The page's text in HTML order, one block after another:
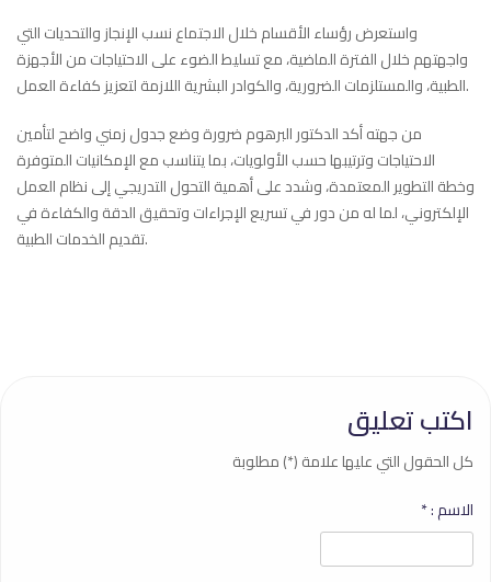
واستعرض رؤساء الأقسام خلال الاجتماع نسب الإنجاز والتحديات التي
واجهتهم خلال الفترة الماضية، مع تسليط الضوء على الاحتياجات من الأجهزة
الطبية، والمستلزمات الضرورية، والكوادر البشرية اللازمة لتعزيز كفاءة العمل.
من جهته أكد الدكتور البرهوم ضرورة وضع جدول زمني واضح لتأمين
الاحتياجات وترتيبها حسب الأولويات، بما يتناسب مع الإمكانيات المتوفرة
وخطة التطوير المعتمدة، وشدد على أهمية التحول التدريجي إلى نظام العمل
الإلكتروني، لما له من دور في تسريع الإجراءات وتحقيق الدقة والكفاءة في
تقديم الخدمات الطبية.
اكتب تعليق
كل الحقول التي عليها علامة (*) مطلوبة
الاسم :*